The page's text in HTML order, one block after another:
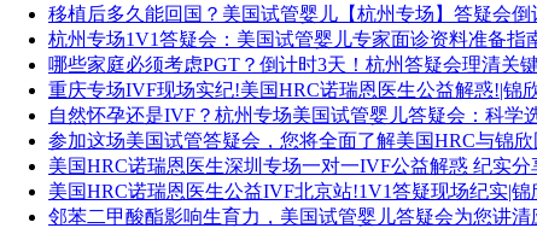
移植后多久能回国？美国试管婴儿【杭州专场】答疑会倒
杭州专场1V1答疑会：美国试管婴儿专家面诊资料准备指
哪些家庭必须考虑PGT？倒计时3天！杭州答疑会理清关
重庆专场IVF现场实纪!美国HRC诺瑞恩医生公益解惑!|锦
自然怀孕还是IVF？杭州专场美国试管婴儿答疑会：科学
参加这场美国试管答疑会，您将全面了解美国HRC与锦
美国HRC诺瑞恩医生深圳专场一对一IVF公益解惑 纪实分
美国HRC诺瑞恩医生公益IVF北京站!1V1答疑现场纪实|锦
邻苯二甲酸酯影响生育力，美国试管婴儿答疑会为您讲清